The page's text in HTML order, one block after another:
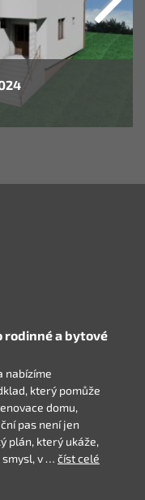
rodinné a bytové
nabízíme
který pomůže
domu,
pas není jen
plán, který ukáže,
v … číst celé